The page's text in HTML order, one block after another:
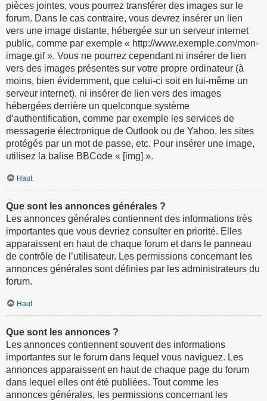
pièces jointes, vous pourrez transférer des images sur le
forum. Dans le cas contraire, vous devrez insérer un lien
vers une image distante, hébergée sur un serveur internet
public, comme par exemple « http://www.exemple.com/mon-
image.gif ». Vous ne pourrez cependant ni insérer de lien
vers des images présentes sur votre propre ordinateur (à
moins, bien évidemment, que celui-ci soit en lui-même un
serveur internet), ni insérer de lien vers des images
hébergées derrière un quelconque système
d’authentification, comme par exemple les services de
messagerie électronique de Outlook ou de Yahoo, les sites
protégés par un mot de passe, etc. Pour insérer une image,
utilisez la balise BBCode « [img] ».
Haut
Que sont les annonces générales ?
Les annonces générales contiennent des informations très
importantes que vous devriez consulter en priorité. Elles
apparaissent en haut de chaque forum et dans le panneau
de contrôle de l’utilisateur. Les permissions concernant les
annonces générales sont définies par les administrateurs du
forum.
Haut
Que sont les annonces ?
Les annonces contiennent souvent des informations
importantes sur le forum dans lequel vous naviguez. Les
annonces apparaissent en haut de chaque page du forum
dans lequel elles ont été publiées. Tout comme les
annonces générales, les permissions concernant les